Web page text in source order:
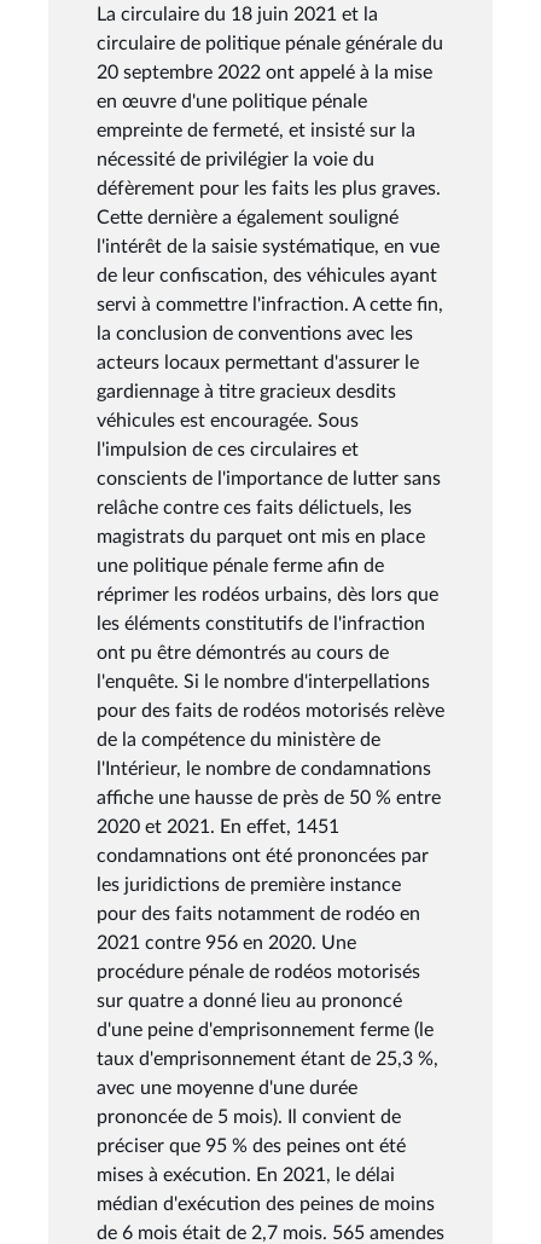
La circulaire du 18 juin 2021 et la
circulaire de politique pénale générale du
20 septembre 2022 ont appelé à la mise
en œuvre d'une politique pénale
empreinte de fermeté, et insisté sur la
nécessité de privilégier la voie du
défèrement pour les faits les plus graves.
Cette dernière a également souligné
l'intérêt de la saisie systématique, en vue
de leur confiscation, des véhicules ayant
servi à commettre l'infraction. A cette fin,
la conclusion de conventions avec les
acteurs locaux permettant d'assurer le
gardiennage à titre gracieux desdits
véhicules est encouragée. Sous
l'impulsion de ces circulaires et
conscients de l'importance de lutter sans
relâche contre ces faits délictuels, les
magistrats du parquet ont mis en place
une politique pénale ferme afin de
réprimer les rodéos urbains, dès lors que
les éléments constitutifs de l'infraction
ont pu être démontrés au cours de
l'enquête. Si le nombre d'interpellations
pour des faits de rodéos motorisés relève
de la compétence du ministère de
l'Intérieur, le nombre de condamnations
affiche une hausse de près de 50 % entre
2020 et 2021. En effet, 1451
condamnations ont été prononcées par
les juridictions de première instance
pour des faits notamment de rodéo en
2021 contre 956 en 2020. Une
procédure pénale de rodéos motorisés
sur quatre a donné lieu au prononcé
d'une peine d'emprisonnement ferme (le
taux d'emprisonnement étant de 25,3 %,
avec une moyenne d'une durée
prononcée de 5 mois). Il convient de
préciser que 95 % des peines ont été
mises à exécution. En 2021, le délai
médian d'exécution des peines de moins
de 6 mois était de 2,7 mois. 565 amendes